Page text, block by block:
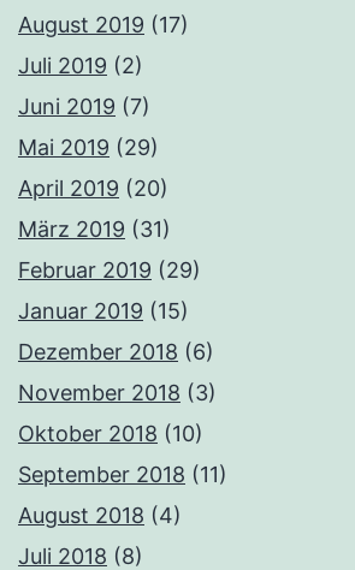
August 2019 (17)
Juli 2019 (2)
Juni 2019 (7)
Mai 2019 (29)
April 2019 (20)
März 2019 (31)
Februar 2019 (29)
Januar 2019 (15)
Dezember 2018 (6)
November 2018 (3)
Oktober 2018 (10)
September 2018 (11)
August 2018 (4)
Juli 2018 (8)